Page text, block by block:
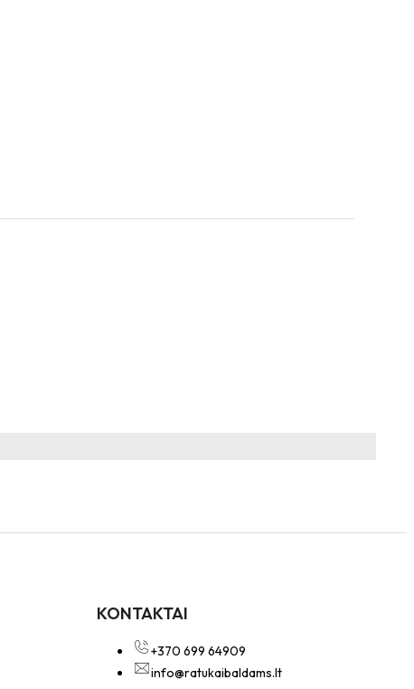
KONTAKTAI
+370 699 64909
info@ratukaibaldams.lt